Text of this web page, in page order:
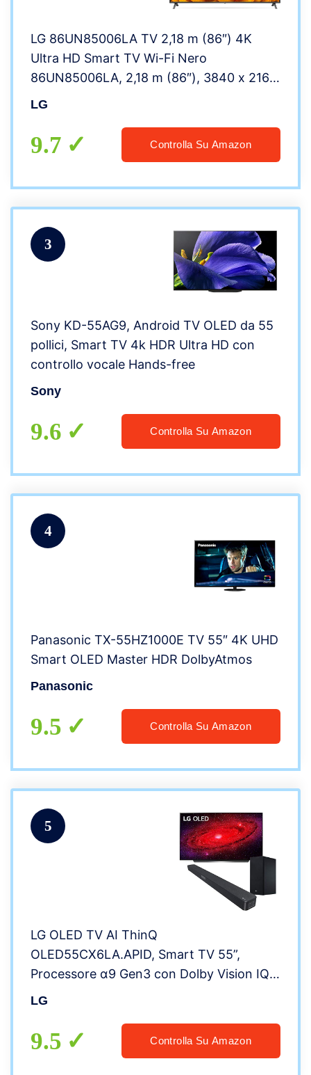
LG 86UN85006LA TV 2,18 m (86″) 4K
Ultra HD Smart TV Wi-Fi Nero
86UN85006LA, 2,18 m (86″), 3840 x 2160
Pixel, LED, Smart TV, Wi-Fi, Nero
LG
9.7 Controlla Su Amazon
3
Sony KD-55AG9, Android TV OLED da 55
pollici, Smart TV 4k HDR Ultra HD con
controllo vocale Hands-free
Sony
9.6 Controlla Su Amazon
4
Panasonic TX-55HZ1000E TV 55″ 4K UHD
Smart OLED Master HDR DolbyAtmos
Panasonic
9.5 Controlla Su Amazon
5
LG OLED TV AI ThinQ
OLED55CX6LA.APID, Smart TV 55”,
Processore α9 Gen3 con Dolby Vision IQ /
Dolby Atmos, Compatibile NVIDIA G-Sync,
Soundbar SL5Y 2.1ch
LG
9.5 Controlla Su Amazon